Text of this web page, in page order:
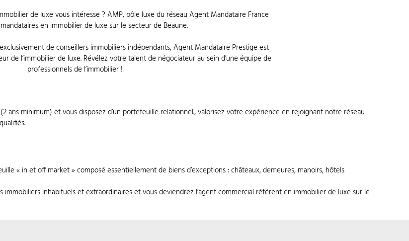
de luxe vous intéresse ? AMP, pôle luxe du réseau Agent Mandataire France
en immobilier de luxe sur le secteur de Beaune.
de conseillers immobiliers indépendants, Agent Mandataire Prestige est
de l’immobilier de luxe. Révélez votre talent de négociateur au sein d’une équipe de
professionnels de l’immobilier !
ans minimum) et vous disposez d’un portefeuille relationnel., valorisez votre expérience en rejoignant notre réseau
« in et off market » composé essentiellement de biens d’exceptions : châteaux, demeures, manoirs, hôtels
inhabituels et extraordinaires et vous deviendrez l’agent commercial référent en immobilier de luxe sur le